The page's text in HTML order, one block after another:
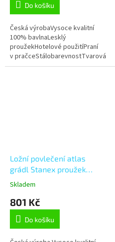
Do košíku
Česká výrobaVysoce kvalitní
100% bavlnaLesklý
proužekHotelové použitíPraní
v pračceStálobarevnostTvarová
stálostMožnost úpravy na míru
Ložní povlečení atlas
grádl Stanex proužek
světle šedý (LS906), šedá
Knoflíkové
Skladem
801 Kč
Do košíku